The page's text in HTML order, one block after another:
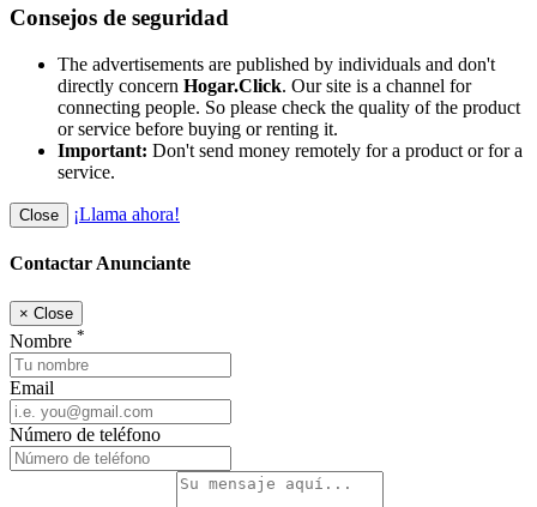
Consejos de seguridad
The advertisements are published by individuals and don't
directly concern Hogar.Click. Our site is a channel for
connecting people. So please check the quality of the product
or service before buying or renting it.
Important: Don't send money remotely for a product or for a
service.
Close ¡Llama ahora!
Contactar Anunciante
× Close
Nombre *
Email
Número de teléfono